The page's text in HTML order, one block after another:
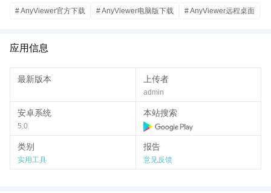
安全是 AnyViewer 的首要原则。软件支持 端到端加密传输、双重身
份验证、权限控制 等多项安全机制，确保远程连接过程中的数据传
🌐 远程桌面，轻松访问
灵活选择控制方式，自由切换设备。
📁 快速文件传输
内置高速文件传输功能，可在两台设备之间快速传输文档、图片、
安装包等文件，无需借助第三方网盘工具，传输效率更高，使用更
加便捷。
🧩 简洁易用的界面
无需繁琐配置，只需简单几步即可快速建立远程连接。软件界面简
# AnyViewer官方下载 # AnyViewer电脑版下载 # AnyViewer远程桌面
应用信息
最新版本 上传者
admin
安卓系统
5.0
本站搜索
类别
实用工具
报告
意见反馈